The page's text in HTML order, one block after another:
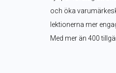
och öka
lektionerna mer
Med mer än 400